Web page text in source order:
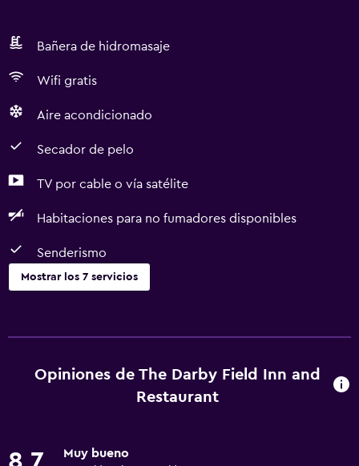
Bañera de hidromasaje
Wifi gratis
Aire acondicionado
Secador de pelo
TV por cable o vía satélite
Habitaciones para no fumadores disponibles
Senderismo
Mostrar los 7 servicios
Wifi gratis
Aire acondicionado
Opiniones de The Darby Field Inn and
Restaurant
Muy bueno